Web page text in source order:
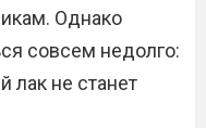
Однако
совсем недолго:
не станет